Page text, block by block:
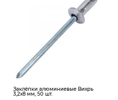
Заклёпки алюминиевые Вихрь
3,2х8 мм, 50 шт.